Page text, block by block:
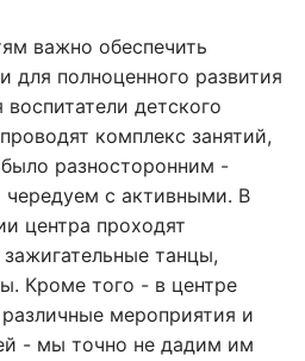
важно обеспечить
для полноценного развития
детского
комплекс занятий,
разносторонним -
с активными. В
центра проходят
танцы,
Кроме того - в центре
мероприятия и
- мы точно не дадим им